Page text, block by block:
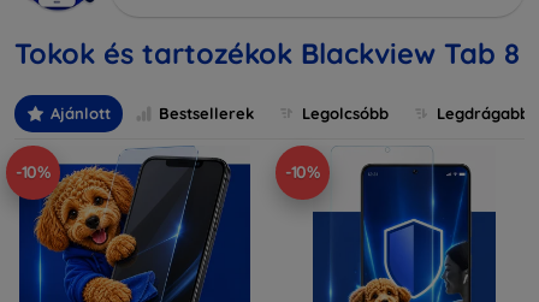
Tokok és tartozékok Blackview Tab 8
Ajánlott Bestsellerek Legolcsóbb Legdrágabb
-10% -10%